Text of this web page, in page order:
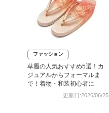
ファッション
草履の人気おすすめ5選！カ
ジュアルからフォーマルま
で！着物・和装初心者に
更新日:2026/06/25